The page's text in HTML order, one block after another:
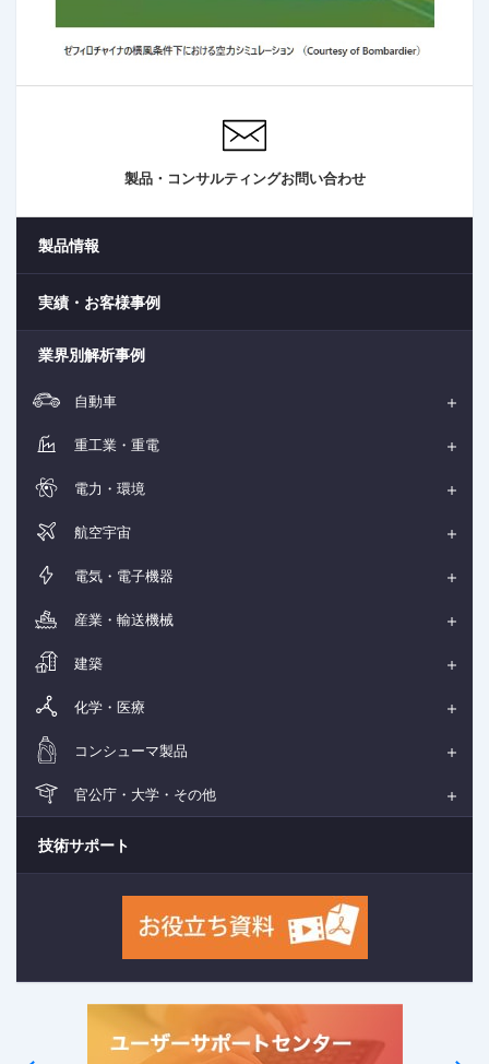
製品・コンサルティングお問い合わせ
製品情報
実績・お客様事例
業界別解析事例
自動車
重工業・重電
電力・環境
航空宇宙
電気・電子機器
産業・輸送機械
建築
化学・医療
コンシューマ製品
官公庁・大学・その他
技術サポート